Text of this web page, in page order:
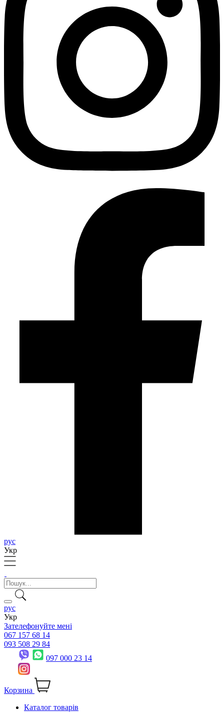
рус
Укр
рус
Укр
Зателефонуйте мені
067 157 68 14
093 508 29 84
097 000 23 14
Корзина
Каталог товарів